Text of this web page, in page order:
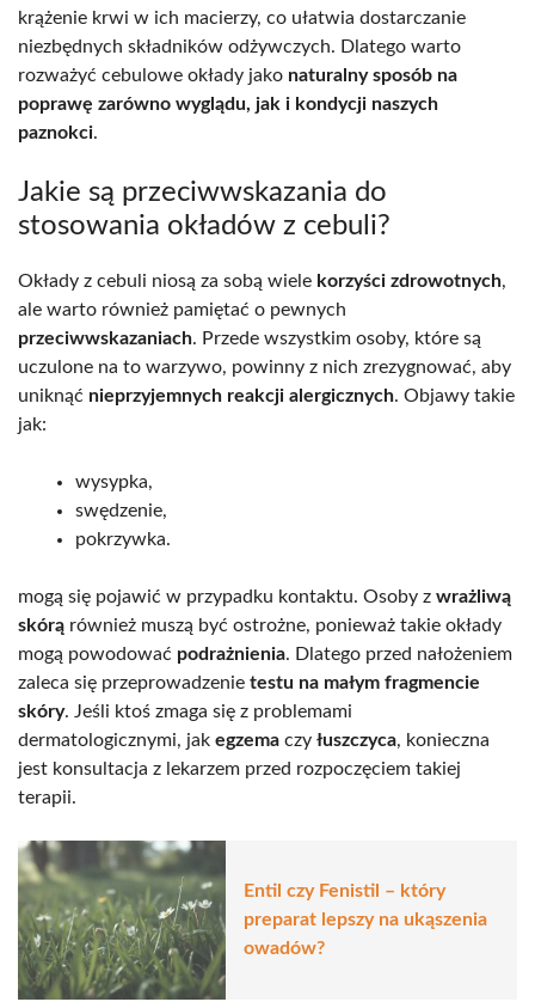
krążenie krwi w ich macierzy, co ułatwia dostarczanie
niezbędnych składników odżywczych. Dlatego warto
rozważyć cebulowe okłady jako naturalny sposób na
poprawę zarówno wyglądu, jak i kondycji naszych
paznokci.
Jakie są przeciwwskazania do
stosowania okładów z cebuli?
Okłady z cebuli niosą za sobą wiele korzyści zdrowotnych,
ale warto również pamiętać o pewnych
przeciwwskazaniach. Przede wszystkim osoby, które są
uczulone na to warzywo, powinny z nich zrezygnować, aby
uniknąć nieprzyjemnych reakcji alergicznych. Objawy takie
jak:
wysypka,
swędzenie,
pokrzywka.
mogą się pojawić w przypadku kontaktu. Osoby z wrażliwą
skórą również muszą być ostrożne, ponieważ takie okłady
mogą powodować podrażnienia. Dlatego przed nałożeniem
zaleca się przeprowadzenie testu na małym fragmencie
skóry. Jeśli ktoś zmaga się z problemami
dermatologicznymi, jak egzema czy łuszczyca, konieczna
jest konsultacja z lekarzem przed rozpoczęciem takiej
terapii.
Entil czy Fenistil – który
preparat lepszy na ukąszenia
owadów?